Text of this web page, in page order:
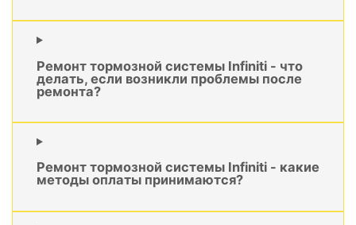
Ремонт тормозной системы Infiniti - что
делать, если возникли проблемы после
ремонта?
Ремонт тормозной системы Infiniti - какие
методы оплаты принимаются?